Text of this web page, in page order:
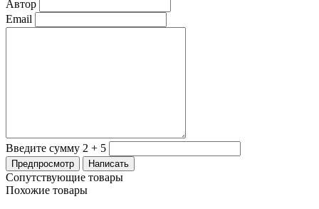
Автор
Email
Введите сумму 2 + 5
Сопутствующие товары
Похожие товары